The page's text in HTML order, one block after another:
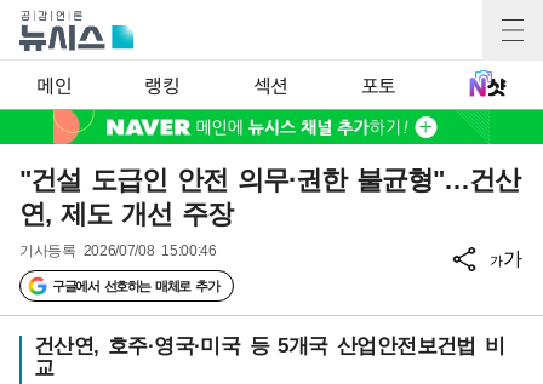
메인 랭킹 섹션 포토
"건설 도급인 안전 의무·권한 불균형"…건산
연, 제도 개선 주장
기사등록 2026/07/08 15:00:46
구글에서 선호하는 매체로 추가
가가
건산연, 호주·영국·미국 등 5개국 산업안전보건법 비
교